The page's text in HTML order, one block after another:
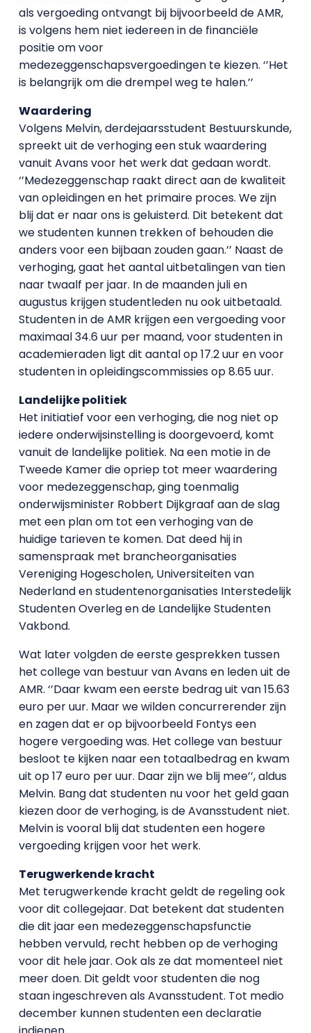
als vergoeding ontvangt bij bijvoorbeeld de AMR,
is volgens hem niet iedereen in de financiële
positie om voor
medezeggenschapsvergoedingen te kiezen. ‘’Het
is belangrijk om die drempel weg te halen.’’
Waardering
Volgens Melvin, derdejaarsstudent Bestuurskunde,
spreekt uit de verhoging een stuk waardering
vanuit Avans voor het werk dat gedaan wordt.
‘’Medezeggenschap raakt direct aan de kwaliteit
van opleidingen en het primaire proces. We zijn
blij dat er naar ons is geluisterd. Dit betekent dat
we studenten kunnen trekken of behouden die
anders voor een bijbaan zouden gaan.’’ Naast de
verhoging, gaat het aantal uitbetalingen van tien
naar twaalf per jaar. In de maanden juli en
augustus krijgen studentleden nu ook uitbetaald.
Studenten in de AMR krijgen een vergoeding voor
maximaal 34.6 uur per maand, voor studenten in
academieraden ligt dit aantal op 17.2 uur en voor
studenten in opleidingscommissies op 8.65 uur.
Landelijke politiek
Het initiatief voor een verhoging, die nog niet op
iedere onderwijsinstelling is doorgevoerd, komt
vanuit de landelijke politiek. Na een motie in de
Tweede Kamer die opriep tot meer waardering
voor medezeggenschap, ging toenmalig
onderwijsminister Robbert Dijkgraaf aan de slag
met een plan om tot een verhoging van de
huidige tarieven te komen. Dat deed hij in
samenspraak met brancheorganisaties
Vereniging Hogescholen, Universiteiten van
Nederland en studentenorganisaties Interstedelijk
Studenten Overleg en de Landelijke Studenten
Vakbond.
Wat later volgden de eerste gesprekken tussen
het college van bestuur van Avans en leden uit de
AMR. ‘’Daar kwam een eerste bedrag uit van 15.63
euro per uur. Maar we wilden concurrerender zijn
en zagen dat er op bijvoorbeeld Fontys een
hogere vergoeding was. Het college van bestuur
besloot te kijken naar een totaalbedrag en kwam
uit op 17 euro per uur. Daar zijn we blij mee’’, aldus
Melvin. Bang dat studenten nu voor het geld gaan
kiezen door de verhoging, is de Avansstudent niet.
Melvin is vooral blij dat studenten een hogere
vergoeding krijgen voor het werk.
Terugwerkende kracht
Met terugwerkende kracht geldt de regeling ook
voor dit collegejaar. Dat betekent dat studenten
die dit jaar een medezeggenschapsfunctie
hebben vervuld, recht hebben op de verhoging
voor dit hele jaar. Ook als ze dat momenteel niet
meer doen. Dit geldt voor studenten die nog
staan ingeschreven als Avansstudent. Tot medio
december kunnen studenten een declaratie